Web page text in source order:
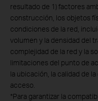
resultado de 1) factores
construcción, los objetos
condiciones de la red,
volumen y la densidad del
complejidad de la red y la
limitaciones del punto de
la ubicación, la calidad de
acceso.
*Para garantizar la